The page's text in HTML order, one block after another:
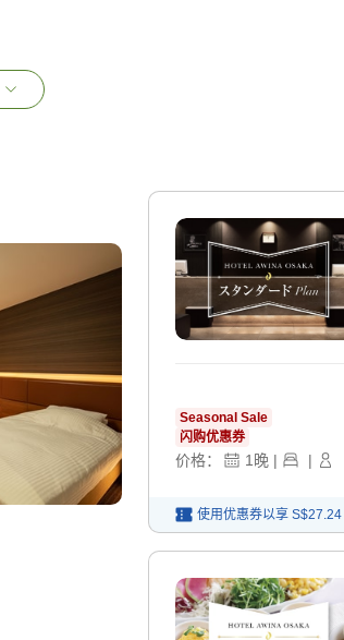
Seasonal Sale
闪购优惠券
价格： 1晚 | |
使用优惠券以享 S$27.24